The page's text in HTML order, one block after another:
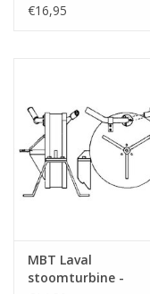
- Bouwtekening
€16,95
MBT Laval
stoomturbine -